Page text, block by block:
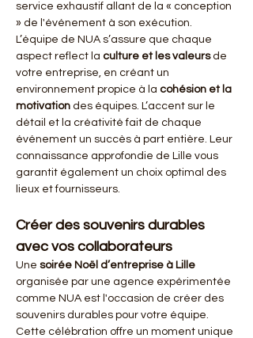
service exhaustif allant de la « conception
» de l'événement à son exécution.
L’équipe de NUA s’assure que chaque
aspect reflect la culture et les valeurs de
votre entreprise, en créant un
environnement propice à la cohésion et la
motivation des équipes. L’accent sur le
détail et la créativité fait de chaque
événement un succès à part entière. Leur
connaissance approfondie de Lille vous
garantit également un choix optimal des
lieux et fournisseurs.
Créer des souvenirs durables
avec vos collaborateurs
Une soirée Noël d’entreprise à Lille
organisée par une agence expérimentée
comme NUA est l'occasion de créer des
souvenirs durables pour votre équipe.
Cette célébration offre un moment unique